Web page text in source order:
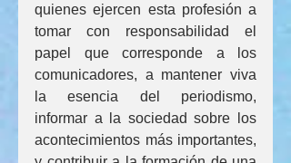
quienes ejercen esta profesión a
tomar con responsabilidad el
papel que corresponde a los
comunicadores, a mantener viva
la esencia del periodismo,
informar a la sociedad sobre los
acontecimientos más importantes,